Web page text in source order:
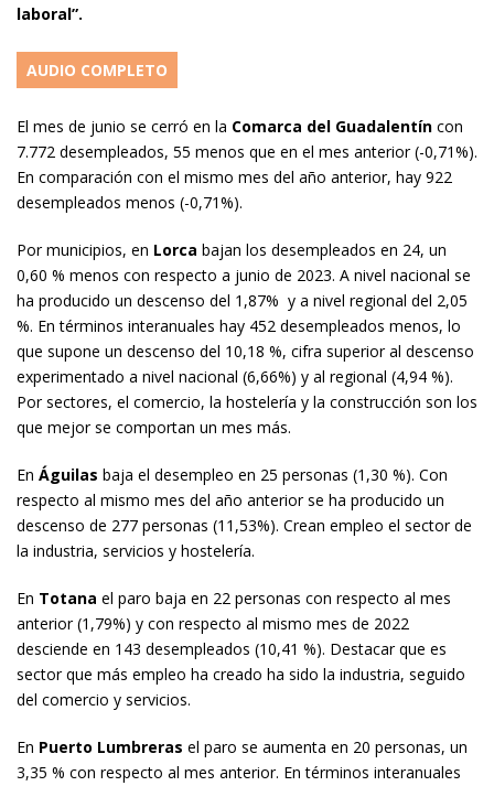
laboral”.
AUDIO COMPLETO
El mes de junio se cerró en la Comarca del Guadalentín con
7.772 desempleados, 55 menos que en el mes anterior (-0,71%).
En comparación con el mismo mes del año anterior, hay 922
desempleados menos (-0,71%).
Por municipios, en Lorca bajan los desempleados en 24, un
0,60 % menos con respecto a junio de 2023. A nivel nacional se
ha producido un descenso del 1,87% y a nivel regional del 2,05
%. En términos interanuales hay 452 desempleados menos, lo
que supone un descenso del 10,18 %, cifra superior al descenso
experimentado a nivel nacional (6,66%) y al regional (4,94 %).
Por sectores, el comercio, la hostelería y la construcción son los
que mejor se comportan un mes más.
En Águilas baja el desempleo en 25 personas (1,30 %). Con
respecto al mismo mes del año anterior se ha producido un
descenso de 277 personas (11,53%). Crean empleo el sector de
la industria, servicios y hostelería.
En Totana el paro baja en 22 personas con respecto al mes
anterior (1,79%) y con respecto al mismo mes de 2022
desciende en 143 desempleados (10,41 %). Destacar que es
sector que más empleo ha creado ha sido la industria, seguido
del comercio y servicios.
En Puerto Lumbreras el paro se aumenta en 20 personas, un
3,35 % con respecto al mes anterior. En términos interanuales